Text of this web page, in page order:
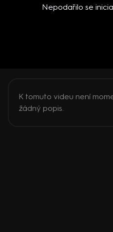
Nepodařilo se
K tomuto videu není
žádný popis.